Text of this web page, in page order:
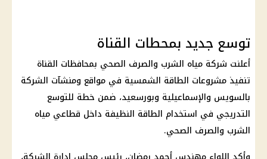
توسع جديد بمحطات القناة
أعلنت شركة مياه الشرب والصرف الصحي بمحافظات القناة
تنفيذ مشروعات الطاقة الشمسية في مواقع ومنشآت الشركة
بالسويس والإسماعيلية وبورسعيد، ضمن خطة للتوسع
التدريجي في استخدام الطاقة النظيفة داخل قطاعي مياه
الشرب والصرف الصحي.